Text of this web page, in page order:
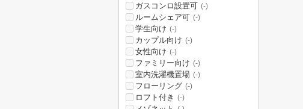
ガスコンロ設置可 (-)
ルームシェア可 (-)
学生向け (-)
カップル向け (-)
女性向け (-)
ファミリー向け (-)
室内洗濯機置場 (-)
フローリング (-)
ロフト付き (-)